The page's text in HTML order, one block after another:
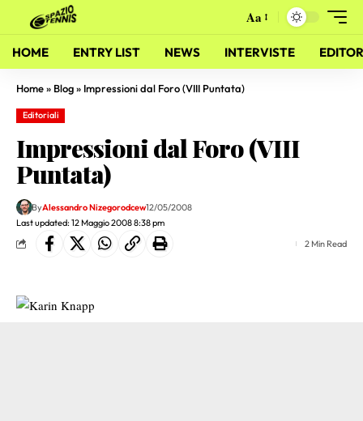
Aa
HOME ENTRY LIST NEWS INTERVISTE
Home» Blog» Impressioni dal Foro (VIII Puntata)
Editoriali
Impressioni dal Foro (VIII
Puntata)
Last updated: 12 Maggio 2008 8:38 pm
ByAlessandro Nizegorodcew12/05/2008
2 Min Read